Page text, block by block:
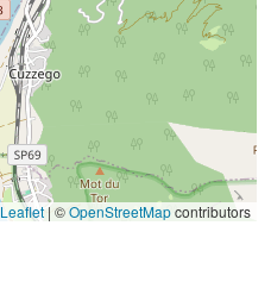
Leaflet|©OpenStreetMapcontributors